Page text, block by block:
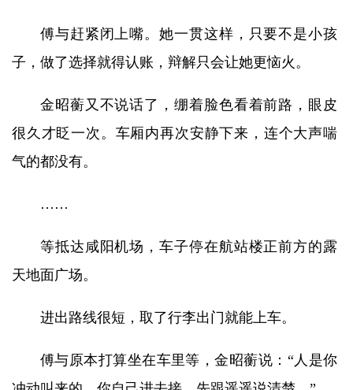
傅与赶紧闭上嘴。她一贯这样，只要不是小孩
子，做了选择就得认账，辩解只会让她更恼火。
金昭蘅又不说话了，绷着脸色看着前路，眼皮
很久才眨一次。车厢内再次安静下来，连个大声喘
气的都没有。
……
等抵达咸阳机场，车子停在航站楼正前方的露
天地面广场。
进出路线很短，取了行李出门就能上车。
傅与原本打算坐在车里等，金昭蘅说：“人是你